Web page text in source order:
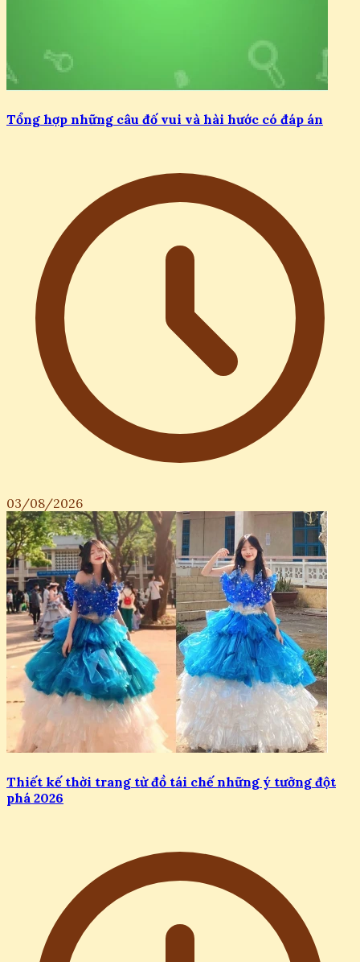
Tổng hợp những câu đố vui và hài hước có đáp án
03/08/2026
Thiết kế thời trang từ đồ tái chế những ý tưởng đột
phá 2026